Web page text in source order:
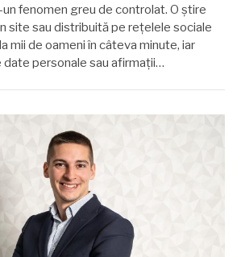
fenomen greu de controlat. O știre
site sau distribuită pe rețelele sociale
mii de oameni în câteva minute, iar
date personale sau afirmații…